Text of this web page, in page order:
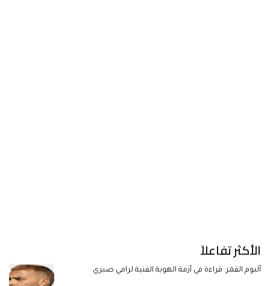
الأكثر تفاعلاً
ألبوم القمر: قراءة في أزمة الهوية الفنية لرامي صبري